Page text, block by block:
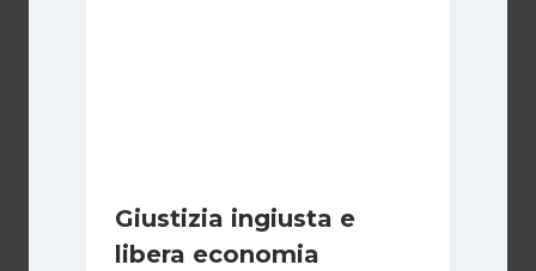
Giustizia ingiusta e
libera economia